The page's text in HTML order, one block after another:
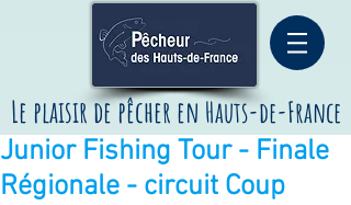
Le plaisir de pêcher en Hauts-de-France
Junior Fishing Tour - Finale
Régionale - circuit Coup